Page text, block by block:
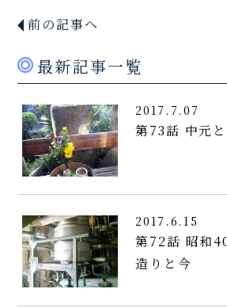
前の記事へ
最新記事一覧
2017.7.07
第73話 中元
2017.6.15
第72話 昭和
造りと今